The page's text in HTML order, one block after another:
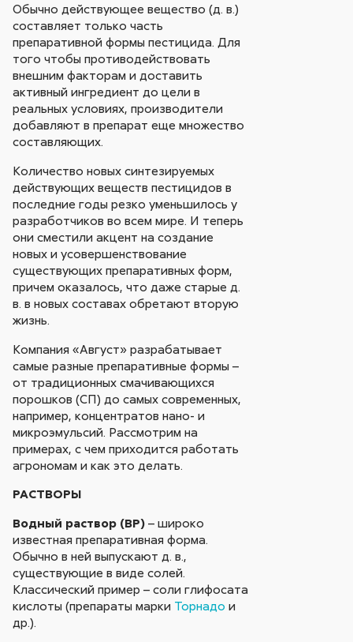
Обычно действующее вещество (д. в.)
составляет только часть
препаративной формы пестицида. Для
того чтобы противодействовать
внешним факторам и доставить
активный ингредиент до цели в
реальных условиях, производители
добавляют в препарат еще множество
составляющих.
Количество новых синтезируемых
действующих веществ пестицидов в
последние годы резко уменьшилось у
разработчиков во всем мире. И теперь
они сместили акцент на создание
новых и усовершенствование
существующих препаративных форм,
причем оказалось, что даже старые д.
в. в новых составах обретают вторую
жизнь.
Компания «Август» разрабатывает
самые разные препаративные формы –
от традиционных смачивающихся
порошков (СП) до самых современных,
например, концентратов нано- и
микроэмульсий. Рассмотрим на
примерах, с чем приходится работать
агрономам и как это делать.
РАСТВОРЫ
Водный раствор (ВР) – широко
известная препаративная форма.
Обычно в ней выпускают д. в.,
существующие в виде солей.
Классический пример – соли глифосата
кислоты (препараты марки Торнадо и
др.).